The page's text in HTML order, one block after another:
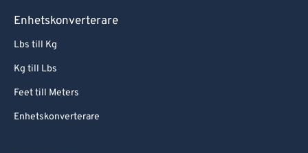
Enhetskonverterare
Lbs till Kg
Kg till Lbs
Feet till Meters
Enhetskonverterare